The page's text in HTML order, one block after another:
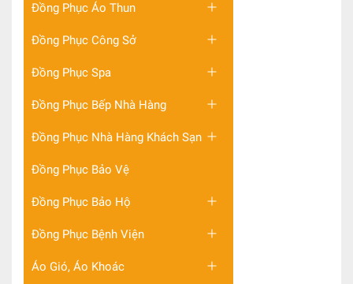
Đồng Phục Áo Thun
Đồng Phục Công Sở
Đồng Phục Spa
Đồng Phục Bếp Nhà Hàng
Đồng Phục Nhà Hàng Khách Sạn
Đồng Phục Bảo Vệ
Đồng Phục Bảo Hộ
Đồng Phục Bệnh Viện
Áo Gió, Áo Khoác